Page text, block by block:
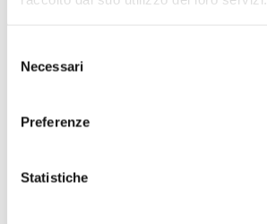
delNecessari
Preferenze
Statistiche